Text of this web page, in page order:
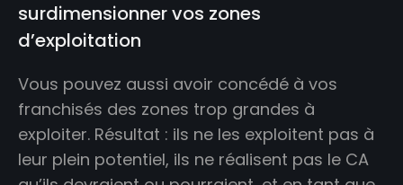
surdimensionner vos zones
d’exploitation
Vous pouvez aussi avoir concédé à vos
franchisés des zones trop grandes à
exploiter. Résultat : ils ne les exploitent pas à
leur plein potentiel, ils ne réalisent pas le CA